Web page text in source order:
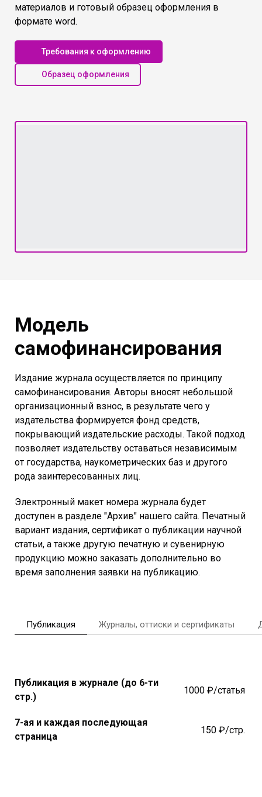
материалов и готовый образец оформления в
формате word.
Требования к оформлению
Образец оформления
Модель
самофинансирования
Издание журнала осуществляется по принципу
самофинансирования. Авторы вносят небольшой
организационный взнос, в результате чего у
издательства формируется фонд средств,
покрывающий издательские расходы. Такой подход
позволяет издательству оставаться независимым
от государства, наукометрических баз и другого
рода заинтересованных лиц.
Электронный макет номера журнала будет
доступен в разделе "Архив" нашего сайта. Печатный
вариант издания, сертификат о публикации научной
статьи, а также другую печатную и сувенирную
продукцию можно заказать дополнительно во
время заполнения заявки на публикацию.
Публикация Журналы, оттиски и сертификаты
Публикация в журнале (до 6-ти
стр.)
1000 ₽/статья
7-ая и каждая последующая
страница
150 ₽/стр.